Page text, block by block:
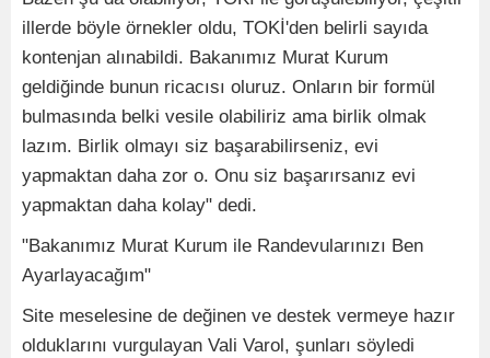
illerde böyle örnekler oldu, TOKİ'den belirli sayıda
kontenjan alınabildi. Bakanımız Murat Kurum
geldiğinde bunun ricacısı oluruz. Onların bir formül
bulmasında belki vesile olabiliriz ama birlik olmak
lazım. Birlik olmayı siz başarabilirseniz, evi
yapmaktan daha zor o. Onu siz başarırsanız evi
yapmaktan daha kolay" dedi.
"Bakanımız Murat Kurum ile Randevularınızı Ben
Ayarlayacağım"
Site meselesine de değinen ve destek vermeye hazır
olduklarını vurgulayan Vali Varol, şunları söyledi